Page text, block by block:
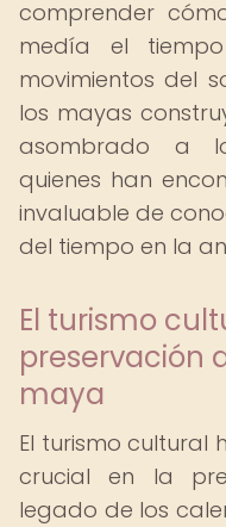
comprender
medía el
movimientos del
los mayas
asombrado a
quienes han
invaluable de
del tiempo en la
El turismo
preservación
maya
El turismo cultural
crucial en la
legado de los